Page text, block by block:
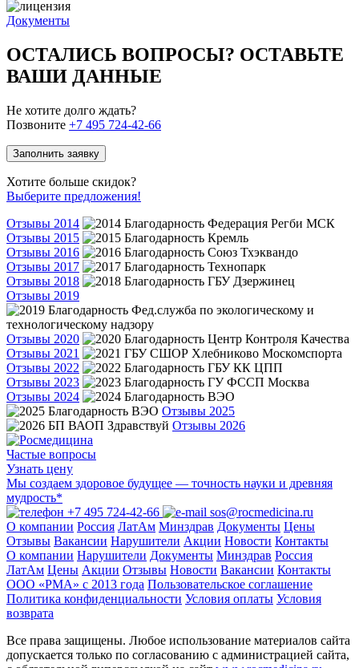
Документы
ОСТАЛИСЬ ВОПРОСЫ? ОСТАВЬТЕ
ВАШИ ДАННЫЕ
Не хотите долго ждать?
Позвоните +7 495 724-42-66
Заполнить заявку
Хотите больше скидок?
Выберите предложения!
Отзывы 2014
Отзывы 2015
Отзывы 2016
Отзывы 2017
Отзывы 2018
Отзывы 2019
Отзывы 2020
Отзывы 2021
Отзывы 2022
Отзывы 2023
Отзывы 2024
Отзывы 2025
Отзывы 2026
Частые вопросы
Узнать цену
Мы создаем здоровое будущее — точность науки и древняя
мудрость*
+7 495 724-42-66
sos@rocmedicina.ru
О компании Россия ЛатАм Минздрав Документы Цены
Отзывы Вакансии Нарушители Акции Новости Контакты
О компании Нарушители Документы Минздрав Россия
ЛатАм Цены Акции Отзывы Новости Вакансии Контакты
ООО «РМА» c 2013 года Пользовательское соглашение
Политика конфиденциальности Условия оплаты Условия
возврата
Все права защищены. Любое использование материалов сайта
допускается только по согласованию с администрацией сайта,